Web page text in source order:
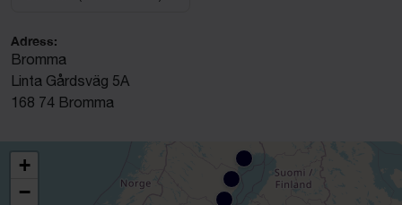
Adress:
Bromma
Linta Gårdsväg 5A
168 74 Bromma
+
−